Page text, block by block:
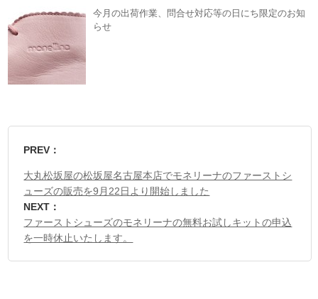
今月の出荷作業、問合せ対応等の日にち限定のお知
らせ
PREV：
大丸松坂屋の松坂屋名古屋本店でモネリーナのファーストシ
ューズの販売を9月22日より開始しました
NEXT：
ファーストシューズのモネリーナの無料お試しキットの申込
を一時休止いたします。